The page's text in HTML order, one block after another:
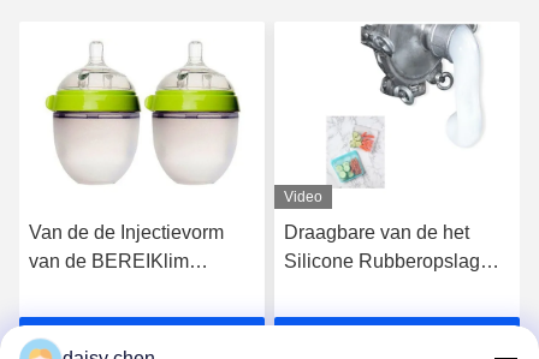
Van de de Injectievorm
van de BEREIKlim
Rubbersamenstelling van
de het Voedselrang de
Krijg Beste Prijs
Video
Draagbare van de het
Silicone Rubberopslag
Vloeibare de Zak